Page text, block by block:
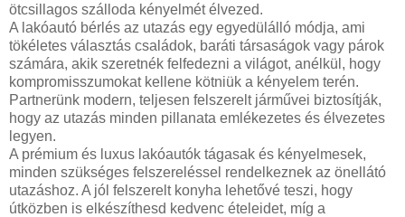
ötcsillagos szálloda kényelmét élvezed.
A lakóautó bérlés az utazás egy egyedülálló módja, ami
tökéletes választás családok, baráti társaságok vagy párok
számára, akik szeretnék felfedezni a világot, anélkül, hogy
kompromisszumokat kellene kötniük a kényelem terén.
Partnerünk modern, teljesen felszerelt járművei biztosítják,
hogy az utazás minden pillanata emlékezetes és élvezetes
legyen.
A prémium és luxus lakóautók tágasak és kényelmesek,
minden szükséges felszereléssel rendelkeznek az önellátó
utazáshoz. A jól felszerelt konyha lehetővé teszi, hogy
útközben is elkészíthesd kedvenc ételeidet, míg a